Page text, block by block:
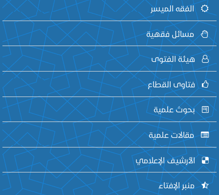
الفقه الميسر
مسائل فقهية
هيئة الفتوى
فتاوى القطاع
بحوث علمية
مقالات علمية
الأرشيف الإعلامي
منبر الإفتاء